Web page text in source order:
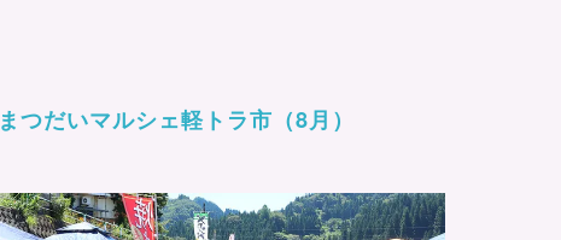
まつだいマルシェ軽トラ市（8月）